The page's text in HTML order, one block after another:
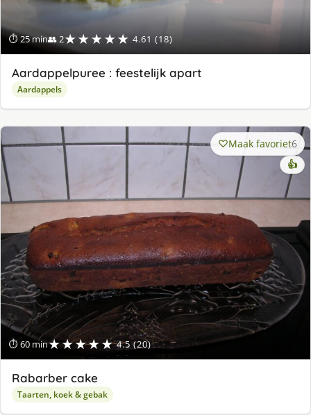
⏱ 25 min👥 2★★★★★ 4.61 (18)
Aardappelpuree : feestelijk apart
Aardappels
⏱ 60 min★★★★★ 4.5 (20)
Maak favoriet6
👍
Rabarber cake
Taarten, koek & gebak